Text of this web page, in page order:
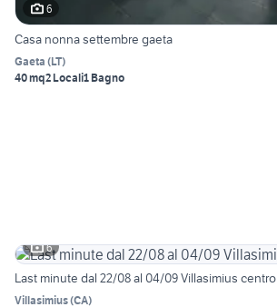
6
Casa nonna settembre gaeta
Gaeta (LT)
40 mq2 Locali1 Bagno
6
Last minute dal 22/08 al 04/09 Villasimius centro
Villasimius(CA)